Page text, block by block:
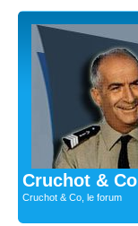
Cruchot & Co
Cruchot & Co, le forum